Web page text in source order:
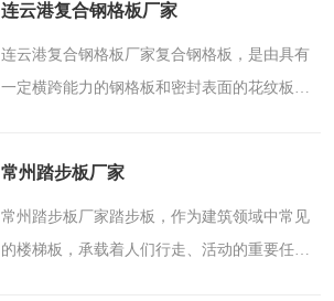
齿形钢格板在许多行..
连云港复合钢格板厂家
连云港复合钢格板厂家复合钢格板，是由具有
一定横跨能力的钢格板和密封表面的花纹板组
制造厂家，连云港复..
常州踏步板厂家
常州踏步板厂家踏步板，作为建筑领域中常见
的楼梯板，承载着人们行走、活动的重要任